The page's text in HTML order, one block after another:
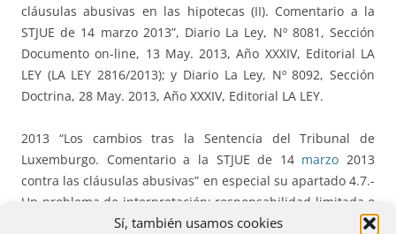
Sí, también usamos cookies
cláusulas abusivas en las hipotecas (II). Comentario a la
STJUE de 14 marzo 2013”, Diario La Ley, Nº 8081, Sección
Documento on-line, 13 May. 2013, Año XXXIV, Editorial LA
LEY (LA LEY 2816/2013); y Diario La Ley, Nº 8092, Sección
Doctrina, 28 May. 2013, Año XXXIV, Editorial LA LEY.
2013 “Los cambios tras la Sentencia del Tribunal de
Luxemburgo. Comentario a la STJUE de 14 marzo 2013
contra las cláusulas abusivas” en especial su apartado 4.7.-
Un problema de interpretación: responsabilidad limitada o
universal”, en www.notariosyregistradores.com, (publicado